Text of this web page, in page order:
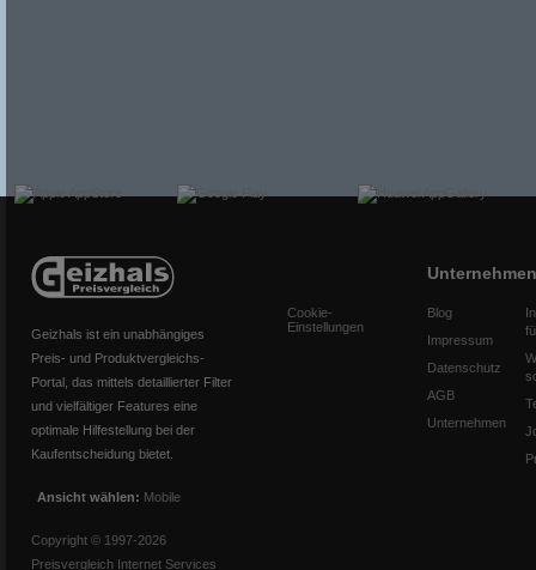
Geizhals ist ein unabhängiges
Preis- und Produktvergleichs-
Portal, das mittels detaillierter Filter
und vielfältiger Features eine
optimale Hilfestellung bei der
Kaufentscheidung bietet.
Ansicht wählen: Mobile
Copyright © 1997-2026
Preisvergleich Internet Services
Cookie-
Einstellungen
Unternehmen
Blog
Impressum
Datenschutz
AGB
Unternehmen